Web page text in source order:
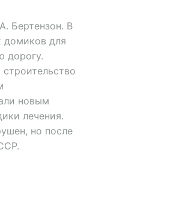
Бертензон. В
домиков для
дорогу.
новым
лечения.
но после